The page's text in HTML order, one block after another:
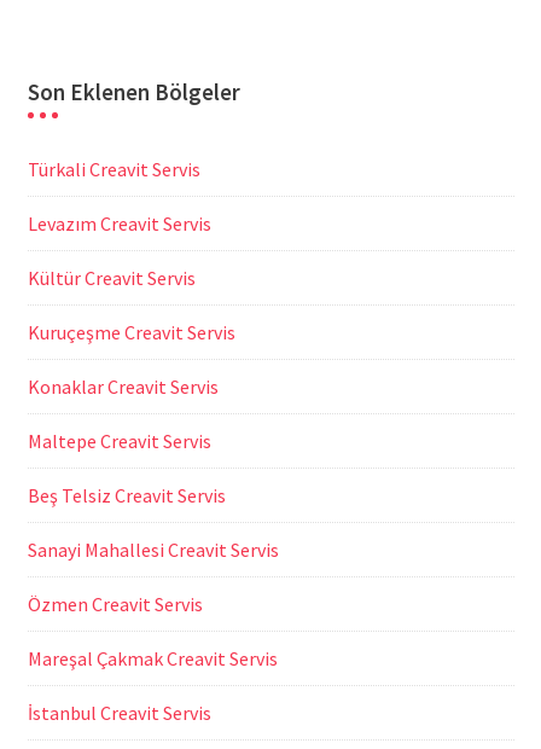
Son Eklenen Bölgeler
Türkali Creavit Servis
Levazım Creavit Servis
Kültür Creavit Servis
Kuruçeşme Creavit Servis
Konaklar Creavit Servis
Maltepe Creavit Servis
Beş Telsiz Creavit Servis
Sanayi Mahallesi Creavit Servis
Özmen Creavit Servis
Mareşal Çakmak Creavit Servis
İstanbul Creavit Servis